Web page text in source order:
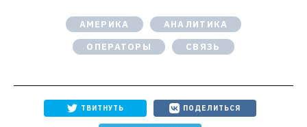
АМЕРИКА
АНАЛИТИКА
ОПЕРАТОРЫ
СВЯЗЬ
ТВИТНУТЬ ПОДЕЛИТЬСЯ